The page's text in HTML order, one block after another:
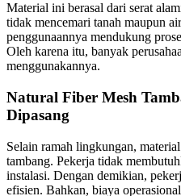
Material ini berasal dari serat
tidak mencemari tanah maupun
penggunaannya mendukung
Oleh karena itu, banyak
menggunakannya.
Natural Fiber Mesh
Dipasang
Selain ramah lingkungan,
tambang. Pekerja tidak
instalasi. Dengan demikian,
efisien. Bahkan, biaya